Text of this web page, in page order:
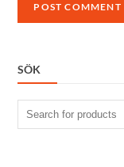
SÖK
Search
for: